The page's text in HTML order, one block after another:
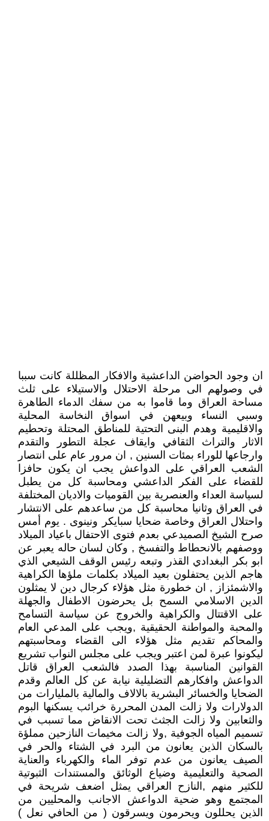
ان وجود الحواضن الداعشية والافكار المظللة كانت سببا
في وصولهم الى مرحلة الاحتلال والاستيلاء على ثلث
مساحة العراق وما قاموا به من سفك الدماء الطاهرة
وسبي النساء وبيعهن في اسواق النخاسة المحلية
والاقليمية وهدم البنى التحتية للمناطق المحتلة وتحطيم
الاثار والتراث الثقافي وايقاف عجلة التطور والتقدم
وارجاعها للوراء بمئات السنين , ان مرور عام على انتصار
الشعب العراقي على الدواعش يجب ان يكون حافزا
للقضاء على الفكر الداعشي ومحاسبة كل من يطبل
لسياسة العداء والعنصرية بين القوميات والاديان المختلفة
في العراق وثانيا محاسبة كل من ساعدهم على الانتشار
واحتلال العراق وخاصة ضحايا سبايكر ونينوى . يوم أمس
صرح الشيخ الصميدعي بعدم فتوى الاحتفال باعياد الميلاد
ووصفهم بالانحطاط والتفسخ , وكان لسان حاله يعبر عن
ابو بكر البغدادي القذر وتبعه رئيس الوقف الشيعي الذي
هاجم الذين يحتفلون بعيد الميلاد بكلمات ملؤها الكراهية
والاشمئزاز , ان خطورة مثل هؤلاء كرجال دين لا يمثلون
الدين الاسلامي السمح بل يحرضون الاطفال والجهلة
على الاقتتال والكراهية والخروج عن سياسة التسامح
والمحبة والمواطنة الحقيقية ,ويجب على المدعي العام
والمحاكم تقديم مثل هؤلاء الى القضاء ومحاسبتهم
ليكونوا عبرة لمن اعتبر ويجب على مجلس النواب تشريع
القوانين المناسبة بهذا الصدد فالشعب العراق قاتل
الدواعش وافكارهم التضليلية نيابة عن كل العالم وقدم
الضحايا والخسائر البشرية بالالاف والمالية بالمليارات من
الدولارات ولا زالت المدن المحررة خرائب يسكنها البوم
والثعابين ولا زالت الجثث تحت الانقاض مما تسبب في
تسميم المياه الجوفية ,ولا زالت مخيمات النازحين مملؤة
بالسكان الذين يعانون من البرد في الشتاء والحر في
الصيف يعانون من عدم توفر الماء والكهرباء والعناية
الصحية والتعليمية وضياع الوثائق والمستندات الثبوتية
للكثير منهم ,النازح العراقي يمثل اضعف شريحة في
المجتمع وهو ضحية الدواعش الاجانب والمحليين من
الذين يحللون ويحرمون ويسرقون ( من الحافي نعل )